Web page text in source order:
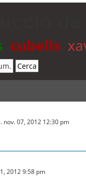
cubells
nov. 07, 2012 12:30 pm
2012 9:58 pm